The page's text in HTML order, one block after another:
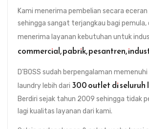
Kami menerima pembelian secara
sehingga sangat terjangkau bagi pemula,
menerima layanan kebutuhan untuk
commercial, pabrik, pesantren,
D’BOSS sudah berpengalaman
laundry lebih dari 300 outlet di
Berdiri sejak tahun 2009 sehingga tidak
lagi kualitas layanan dari kami.